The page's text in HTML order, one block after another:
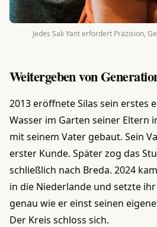
Jedes Sak Yant erfordert Präzision,
Weitergeben von
2013 eröffnete Silas sein erstes
Wasser im Garten seiner Eltern
mit seinem Vater gebaut. Sein
erster Kunde. Später zog das
schließlich nach Breda. 2024
in die Niederlande und setzte
genau wie er einst seinen
Der Kreis schloss sich.